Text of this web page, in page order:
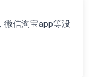
微信淘宝app等没